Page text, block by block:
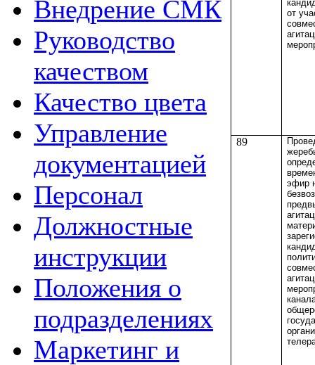
Внедрение СМК
Руководство
качеством
Качество цвета
Управление
документацией
Персонал
Должностные
инструкции
Положения о
подразделениях
Маркетинг и
от
89
эфир